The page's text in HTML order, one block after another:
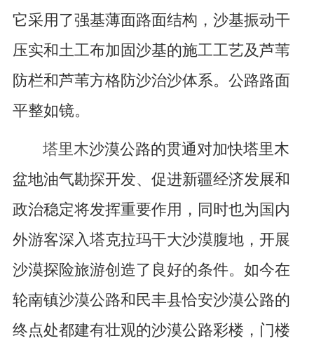
它采用了强基薄面路面结构，沙基振动干
压实和土工布加固沙基的施工工艺及芦苇
防栏和芦苇方格防沙治沙体系。公路路面
平整如镜。
塔里木沙漠公路的贯通对加快塔里木
盆地油气勘探开发、促进新疆经济发展和
政治稳定将发挥重要作用，同时也为国内
外游客深入塔克拉玛干大沙漠腹地，开展
沙漠探险旅游创造了良好的条件。如今在
轮南镇沙漠公路和民丰县恰安沙漠公路的
终点处都建有壮观的沙漠公路彩楼，门楼